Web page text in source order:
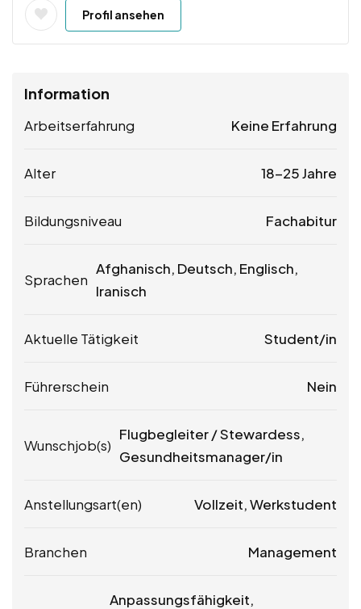
Profil ansehen
Information
Arbeitserfahrung Keine Erfahrung
Alter 18-25 Jahre
Bildungsniveau Fachabitur
Sprachen
Afghanisch, Deutsch, Englisch,
Iranisch
Aktuelle Tätigkeit Student/in
Führerschein Nein
Wunschjob(s)
Flugbegleiter / Stewardess,
Gesundheitsmanager/in
Anstellungsart(en) Vollzeit, Werkstudent
Branchen Management
Anpassungsfähigkeit,